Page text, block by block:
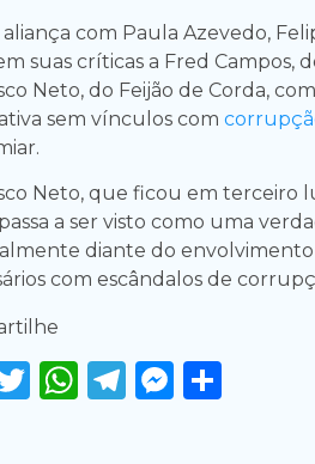
aliança com Paula Azevedo,
suas críticas a Fred Campos,
Neto, do Feijão de Corda,
sem vínculos com
Neto, que ficou em terceiro
a ser visto como uma
diante do envolvimento
com escândalos de
Twitter
WhatsApp
Telegram